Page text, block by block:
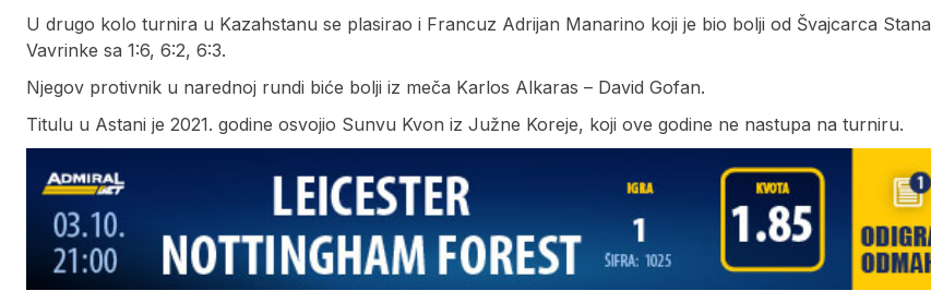
U drugo kolo turnira u Kazahstanu se plasirao i Francuz Adrijan Manarino koji je bio bolji od Švajcarca Stana
Vavrinke sa 1:6, 6:2, 6:3.
Njegov protivnik u narednoj rundi biće bolji iz meča Karlos Alkaras – David Gofan.
Titulu u Astani je 2021. godine osvojio Sunvu Kvon iz Južne Koreje, koji ove godine ne nastupa na turniru.